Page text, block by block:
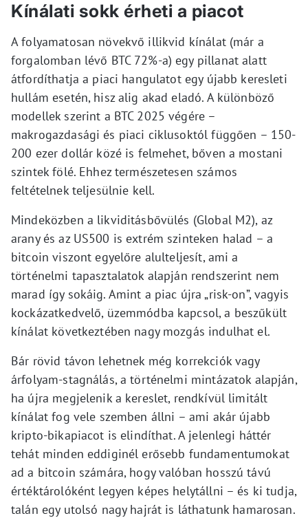
Kínálati sokk érheti a piacot
A folyamatosan növekvő illikvid kínálat (már a
forgalomban lévő BTC 72%-a) egy pillanat alatt
átfordíthatja a piaci hangulatot egy újabb keresleti
hullám esetén, hisz alig akad eladó. A különböző
modellek szerint a BTC 2025 végére –
makrogazdasági és piaci ciklusoktól függően – 150-
200 ezer dollár közé is felmehet, bőven a mostani
szintek fölé. Ehhez természetesen számos
feltételnek teljesülnie kell.
Mindeközben a likviditásbővülés (Global M2), az
arany és az US500 is extrém szinteken halad – a
bitcoin viszont egyelőre alulteljesít, ami a
történelmi tapasztalatok alapján rendszerint nem
marad így sokáig. Amint a piac újra „risk-on”, vagyis
kockázatkedvelő, üzemmódba kapcsol, a beszűkült
kínálat következtében nagy mozgás indulhat el.
Bár rövid távon lehetnek még korrekciók vagy
árfolyam-stagnálás, a történelmi mintázatok alapján,
ha újra megjelenik a kereslet, rendkívül limitált
kínálat fog vele szemben állni – ami akár újabb
kripto-bikapiacot is elindíthat. A jelenlegi háttér
tehát minden eddiginél erősebb fundamentumokat
ad a bitcoin számára, hogy valóban hosszú távú
értéktárolóként legyen képes helytállni – és ki tudja,
talán egy utolsó nagy hajrát is láthatunk hamarosan.